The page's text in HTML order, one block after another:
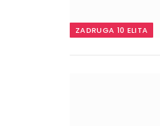
ZADRUGA 10 ELITA